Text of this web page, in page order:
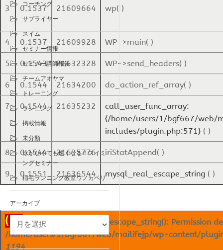
3 0.1537 21609664 wp( )
4 0.1537 21609928 WP->main( )
5 0.1543 21632328 WP->send_headers( )
6 0.1544 21634200 do_action_ref_array( )
7 0.1544 21635232
call_user_func_array:
{/home/users/1/bgf667/web/
includes/plugin.php:571} ( )
8 0.1544 21635776 iriStatAppend( )
9 0.1551 21636544 mysql_real_escape_string ( )
( ! ) Warning: mysql_real_escape_string(): Permission
/home/users/1/bgf667/web/mailifejp/wp-content/
1194
コーチング
サプライヤー
スイム
セミナー情報
セミナー講師報告
チームアオヤマ
トレーニング
ランニング
掲載情報
未分類
泳がなくても速くなる！スイミ
ングセミナー
稲毛ランニング教室ウノカペリ
アーカイブ